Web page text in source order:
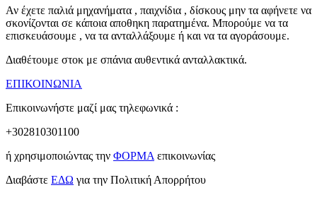
Αν έχετε παλιά μηχανήματα , παιχνίδια , δίσκους μην τα αφήνετε να
σκονίζονται σε κάποια αποθηκη παρατημένα. Μπορούμε να τα
επισκευάσουμε , να τα ανταλλάξουμε ή και να τα αγοράσουμε.
Διαθέτουμε στοκ με σπάνια αυθεντικά ανταλλακτικά.
ΕΠΙΚΟΙΝΩΝΙΑ
Επικοινωνήστε μαζί μας τηλεφωνικά :
+302810301100
ή χρησιμοποιώντας την ΦΟΡΜΑ επικοινωνίας
Διαβάστε ΕΔΩ για την Πολιτική Απορρήτου